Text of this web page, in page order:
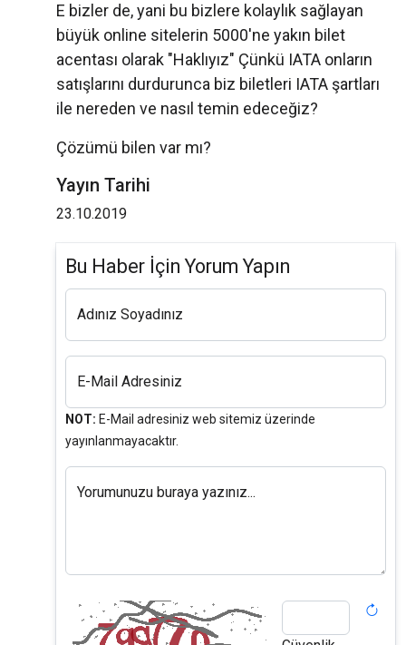
E bizler de, yani bu bizlere kolaylık sağlayan
büyük online sitelerin 5000'ne yakın bilet
acentası olarak "Haklıyız" Çünkü IATA onların
satışlarını durdurunca biz biletleri IATA şartları
ile nereden ve nasıl temin edeceğiz?
Çözümü bilen var mı?
Yayın Tarihi
23.10.2019
Bu Haber İçin Yorum Yapın
Adınız Soyadınız
E-Mail Adresiniz
NOT: E-Mail adresiniz web sitemiz üzerinde
yayınlanmayacaktır.
Yorumunuzu buraya yazınız...